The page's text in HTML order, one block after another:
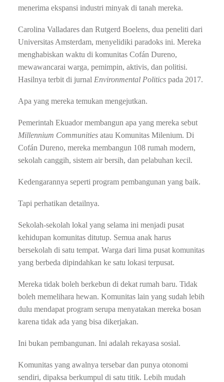
menerima ekspansi industri minyak di tanah mereka.
Carolina Valladares dan Rutgerd Boelens, dua peneliti dari
Universitas Amsterdam, menyelidiki paradoks ini. Mereka
menghabiskan waktu di komunitas Cofán Dureno,
mewawancarai warga, pemimpin, aktivis, dan politisi.
Hasilnya terbit di jurnal Environmental Politics pada 2017.
Apa yang mereka temukan mengejutkan.
Pemerintah Ekuador membangun apa yang mereka sebut
Millennium Communities atau Komunitas Milenium. Di
Cofán Dureno, mereka membangun 108 rumah modern,
sekolah canggih, sistem air bersih, dan pelabuhan kecil.
Kedengarannya seperti program pembangunan yang baik.
Tapi perhatikan detailnya.
Sekolah-sekolah lokal yang selama ini menjadi pusat
kehidupan komunitas ditutup. Semua anak harus
bersekolah di satu tempat. Warga dari lima pusat komunitas
yang berbeda dipindahkan ke satu lokasi terpusat.
Mereka tidak boleh berkebun di dekat rumah baru. Tidak
boleh memelihara hewan. Komunitas lain yang sudah lebih
dulu mendapat program serupa menyatakan mereka bosan
karena tidak ada yang bisa dikerjakan.
Ini bukan pembangunan. Ini adalah rekayasa sosial.
Komunitas yang awalnya tersebar dan punya otonomi
sendiri, dipaksa berkumpul di satu titik. Lebih mudah